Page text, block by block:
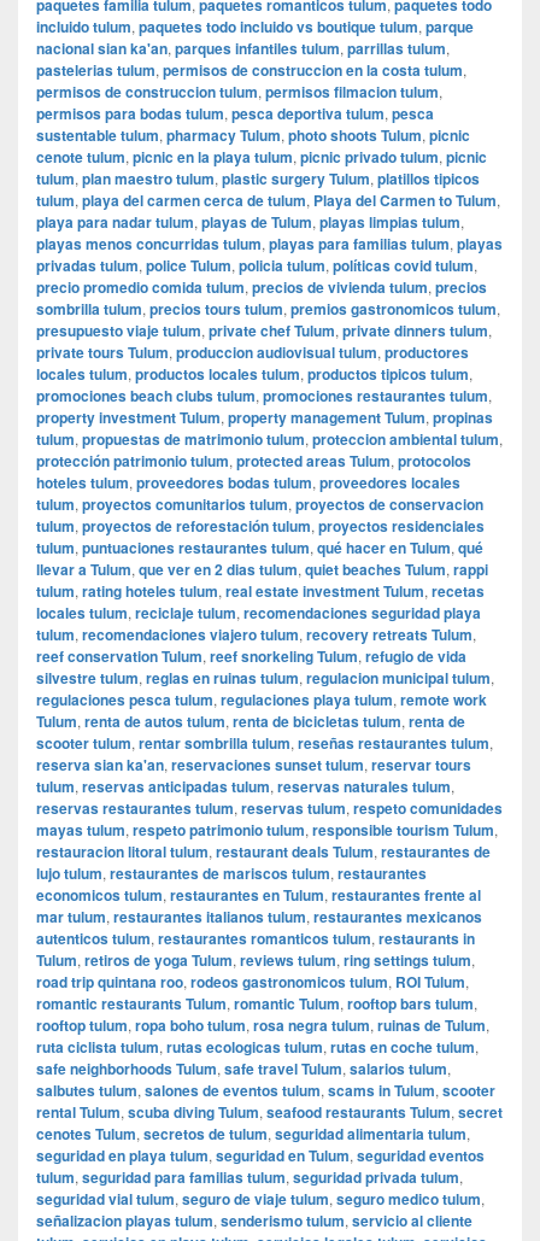
paquetes familia tulum paquetes romanticos tulum paquetes todo
incluido tulum, paquetes todo incluido vs boutique tulum, parque
nacional sian ka'an, parques infantiles tulum, parrillas tulum,
pastelerias tulum, permisos de construccion en la costa tulum,
permisos de construccion tulum, permisos filmacion tulum,
permisos para bodas tulum, pesca deportiva tulum, pesca
sustentable tulum, pharmacy Tulum, photo shoots Tulum, picnic
cenote tulum, picnic en la playa tulum, picnic privado tulum, picnic
tulum, plan maestro tulum, plastic surgery Tulum, platillos tipicos
tulum, playa del carmen cerca de tulum, Playa del Carmen to Tulum,
playa para nadar tulum, playas de Tulum, playas limpias tulum,
playas menos concurridas tulum, playas para familias tulum, playas
privadas tulum, police Tulum, policia tulum, políticas covid tulum,
precio promedio comida tulum, precios de vivienda tulum, precios
sombrilla tulum, precios tours tulum, premios gastronomicos tulum,
presupuesto viaje tulum, private chef Tulum, private dinners tulum,
private tours Tulum, produccion audiovisual tulum, productores
locales tulum, productos locales tulum, productos tipicos tulum,
promociones beach clubs tulum, promociones restaurantes tulum,
property investment Tulum, property management Tulum, propinas
tulum, propuestas de matrimonio tulum, proteccion ambiental tulum,
protección patrimonio tulum, protected areas Tulum, protocolos
hoteles tulum, proveedores bodas tulum, proveedores locales
tulum, proyectos comunitarios tulum, proyectos de conservacion
tulum, proyectos de reforestación tulum, proyectos residenciales
tulum, puntuaciones restaurantes tulum, qué hacer en Tulum, qué
llevar a Tulum, que ver en 2 dias tulum, quiet beaches Tulum, rappi
tulum, rating hoteles tulum, real estate investment Tulum, recetas
locales tulum, reciclaje tulum, recomendaciones seguridad playa
tulum, recomendaciones viajero tulum, recovery retreats Tulum,
reef conservation Tulum, reef snorkeling Tulum, refugio de vida
silvestre tulum, reglas en ruinas tulum, regulacion municipal tulum,
regulaciones pesca tulum, regulaciones playa tulum, remote work
Tulum, renta de autos tulum, renta de bicicletas tulum, renta de
scooter tulum, rentar sombrilla tulum, reseñas restaurantes tulum,
reserva sian ka'an, reservaciones sunset tulum, reservar tours
tulum, reservas anticipadas tulum, reservas naturales tulum,
reservas restaurantes tulum, reservas tulum, respeto comunidades
mayas tulum, respeto patrimonio tulum, responsible tourism Tulum,
restauracion litoral tulum, restaurant deals Tulum, restaurantes de
lujo tulum, restaurantes de mariscos tulum, restaurantes
economicos tulum, restaurantes en Tulum, restaurantes frente al
mar tulum, restaurantes italianos tulum, restaurantes mexicanos
autenticos tulum, restaurantes romanticos tulum, restaurants in
Tulum, retiros de yoga Tulum, reviews tulum, ring settings tulum,
road trip quintana roo, rodeos gastronomicos tulum, ROI Tulum,
romantic restaurants Tulum, romantic Tulum, rooftop bars tulum,
rooftop tulum, ropa boho tulum, rosa negra tulum, ruinas de Tulum,
ruta ciclista tulum, rutas ecologicas tulum, rutas en coche tulum,
safe neighborhoods Tulum, safe travel Tulum, salarios tulum,
salbutes tulum, salones de eventos tulum, scams in Tulum, scooter
rental Tulum, scuba diving Tulum, seafood restaurants Tulum, secret
cenotes Tulum, secretos de tulum, seguridad alimentaria tulum,
seguridad en playa tulum, seguridad en Tulum, seguridad eventos
tulum, seguridad para familias tulum, seguridad privada tulum,
seguridad vial tulum, seguro de viaje tulum, seguro medico tulum,
señalizacion playas tulum, senderismo tulum, servicio al cliente